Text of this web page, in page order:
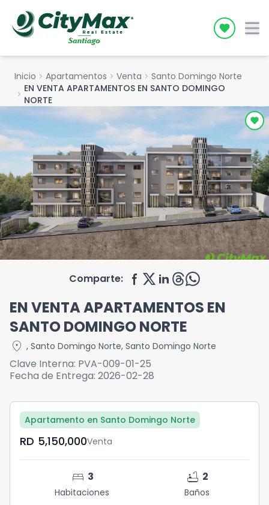
Icon
Inicio chevron_right Apartamentos chevron_right Venta chevron_right Santo Domingo Norte
chevron_right EN VENTA APARTAMENTOS EN SANTO DOMINGO
NORTE
Comparte:
EN VENTA APARTAMENTOS EN
SANTO DOMINGO NORTE
location_on , Santo Domingo Norte, Santo Domingo Norte
Clave Interna: PVA-009-01-25
Fecha de Entrega: 2026-02-28
Apartamento en Santo Domingo Norte
RD	5,150,000Venta
bed 3
Habitaciones
bathtub 2
Baños